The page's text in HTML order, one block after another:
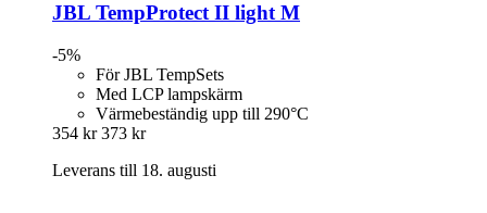
JBL TempProtect II light M
-5%
För JBL TempSets
Med LCP lampskärm
Värmebeständig upp till 290°C
354 kr 373 kr
Leverans till 18. augusti